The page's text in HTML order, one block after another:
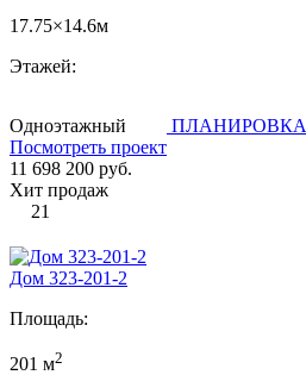
17.75×14.6м
Этажей:
Одноэтажный
ПЛАНИРОВКА
Посмотреть проект
11 698 200 руб.
Хит продаж
21
Дом 323-201-2
Площадь:
201 м2